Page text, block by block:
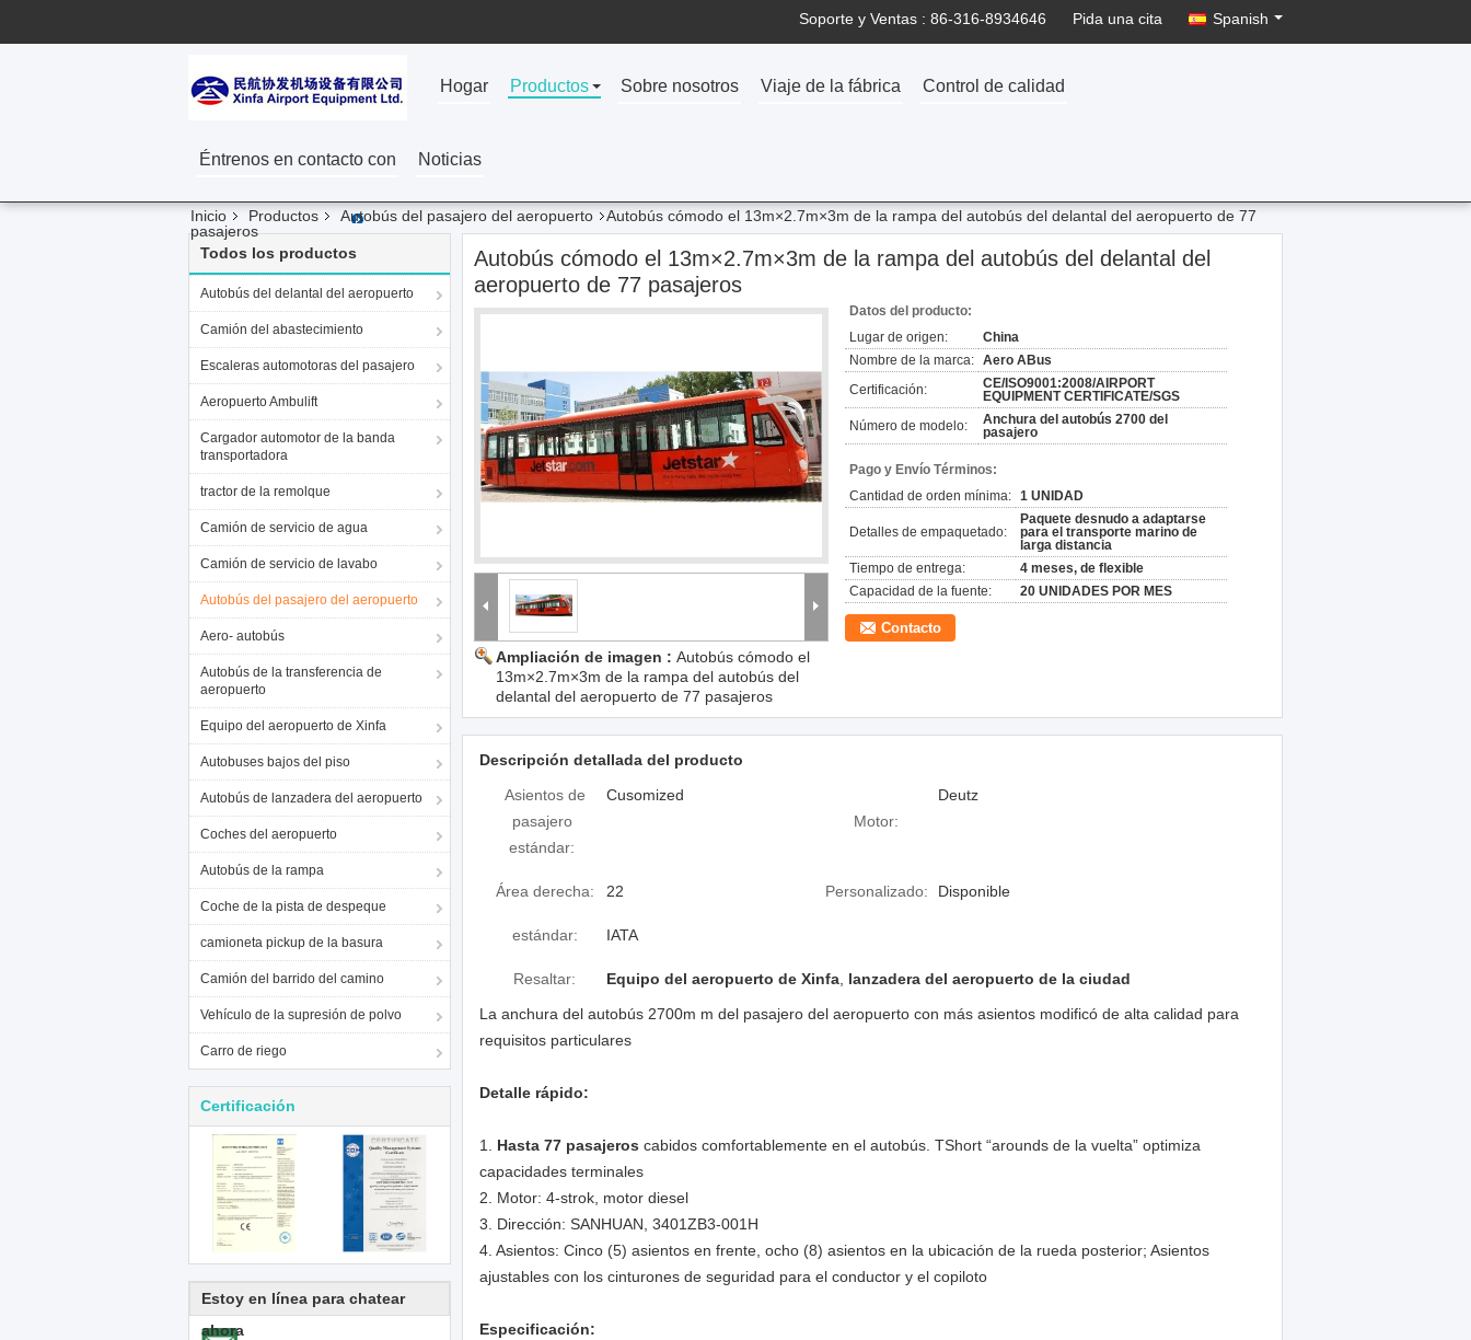
Soporte y Ventas : 86-316-8934646 Pida una cita Spanish
Hogar Productos Sobre nosotros Viaje de la fábrica Control de calidad
Éntrenos en contacto con Noticias
Inicio Productos Autobús del pasajero del aeropuerto
Autobús cómodo el 13m×2.7m×3m de la rampa del autobús del delantal del aeropuerto de 77
pasajeros
Todos los productos
Autobús del delantal del aeropuerto
Camión del abastecimiento
Escaleras automotoras del pasajero
Aeropuerto Ambulift
Cargador automotor de la banda
transportadora
tractor de la remolque
Camión de servicio de agua
Camión de servicio de lavabo
Autobús del pasajero del aeropuerto
Aero- autobús
Autobús de la transferencia de
aeropuerto
Equipo del aeropuerto de Xinfa
Autobuses bajos del piso
Autobús de lanzadera del aeropuerto
Coches del aeropuerto
Autobús de la rampa
Coche de la pista de despeque
camioneta pickup de la basura
Camión del barrido del camino
Vehículo de la supresión de polvo
Carro de riego
Certificación
Estoy en línea para chatear
ahora
Autobús cómodo el 13m×2.7m×3m de la rampa del autobús del delantal del
aeropuerto de 77 pasajeros
Ampliación de imagen : Autobús cómodo el
13m×2.7m×3m de la rampa del autobús del
delantal del aeropuerto de 77 pasajeros
Datos del producto:
Lugar de origen:
China
Nombre de la marca: Aero ABus
Certificación:
CE/ISO9001:2008/AIRPORT
EQUIPMENT CERTIFICATE/SGS
Número de modelo:
Anchura del autobús 2700 del
pasajero
Pago y Envío Términos:
Cantidad de orden mínima: 1 UNIDAD
Detalles de empaquetado:
Paquete desnudo a adaptarse
para el transporte marino de
larga distancia
Tiempo de entrega:
4 meses, de flexible
Capacidad de la fuente:
20 UNIDADES POR MES
Contacto
Descripción detallada del producto
Asientos de
pasajero
estándar:
Cusomized
Motor:
Deutz
Área derecha: 22 Personalizado: Disponible
estándar: IATA
Resaltar: Equipo del aeropuerto de Xinfa lanzadera del aeropuerto de la ciudad
La anchura del autobús 2700m m del pasajero del aeropuerto con más asientos modificó de alta calidad para
requisitos particulares
Detalle rápido:
1. Hasta 77 pasajeros cabidos comfortablemente en el autobús. TShort “arounds de la vuelta” optimiza
capacidades terminales
2. Motor: 4-strok, motor diesel
3. Dirección: SANHUAN, 3401ZB3-001H
4. Asientos: Cinco (5) asientos en frente, ocho (8) asientos en la ubicación de la rueda posterior; Asientos
ajustables con los cinturones de seguridad para el conductor y el copiloto
Especificación: